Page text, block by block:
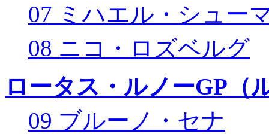
07 ミハエル・シュー
08 ニコ・ロズベルグ
ロータス・ルノーGP（
09 ブルーノ・セナ